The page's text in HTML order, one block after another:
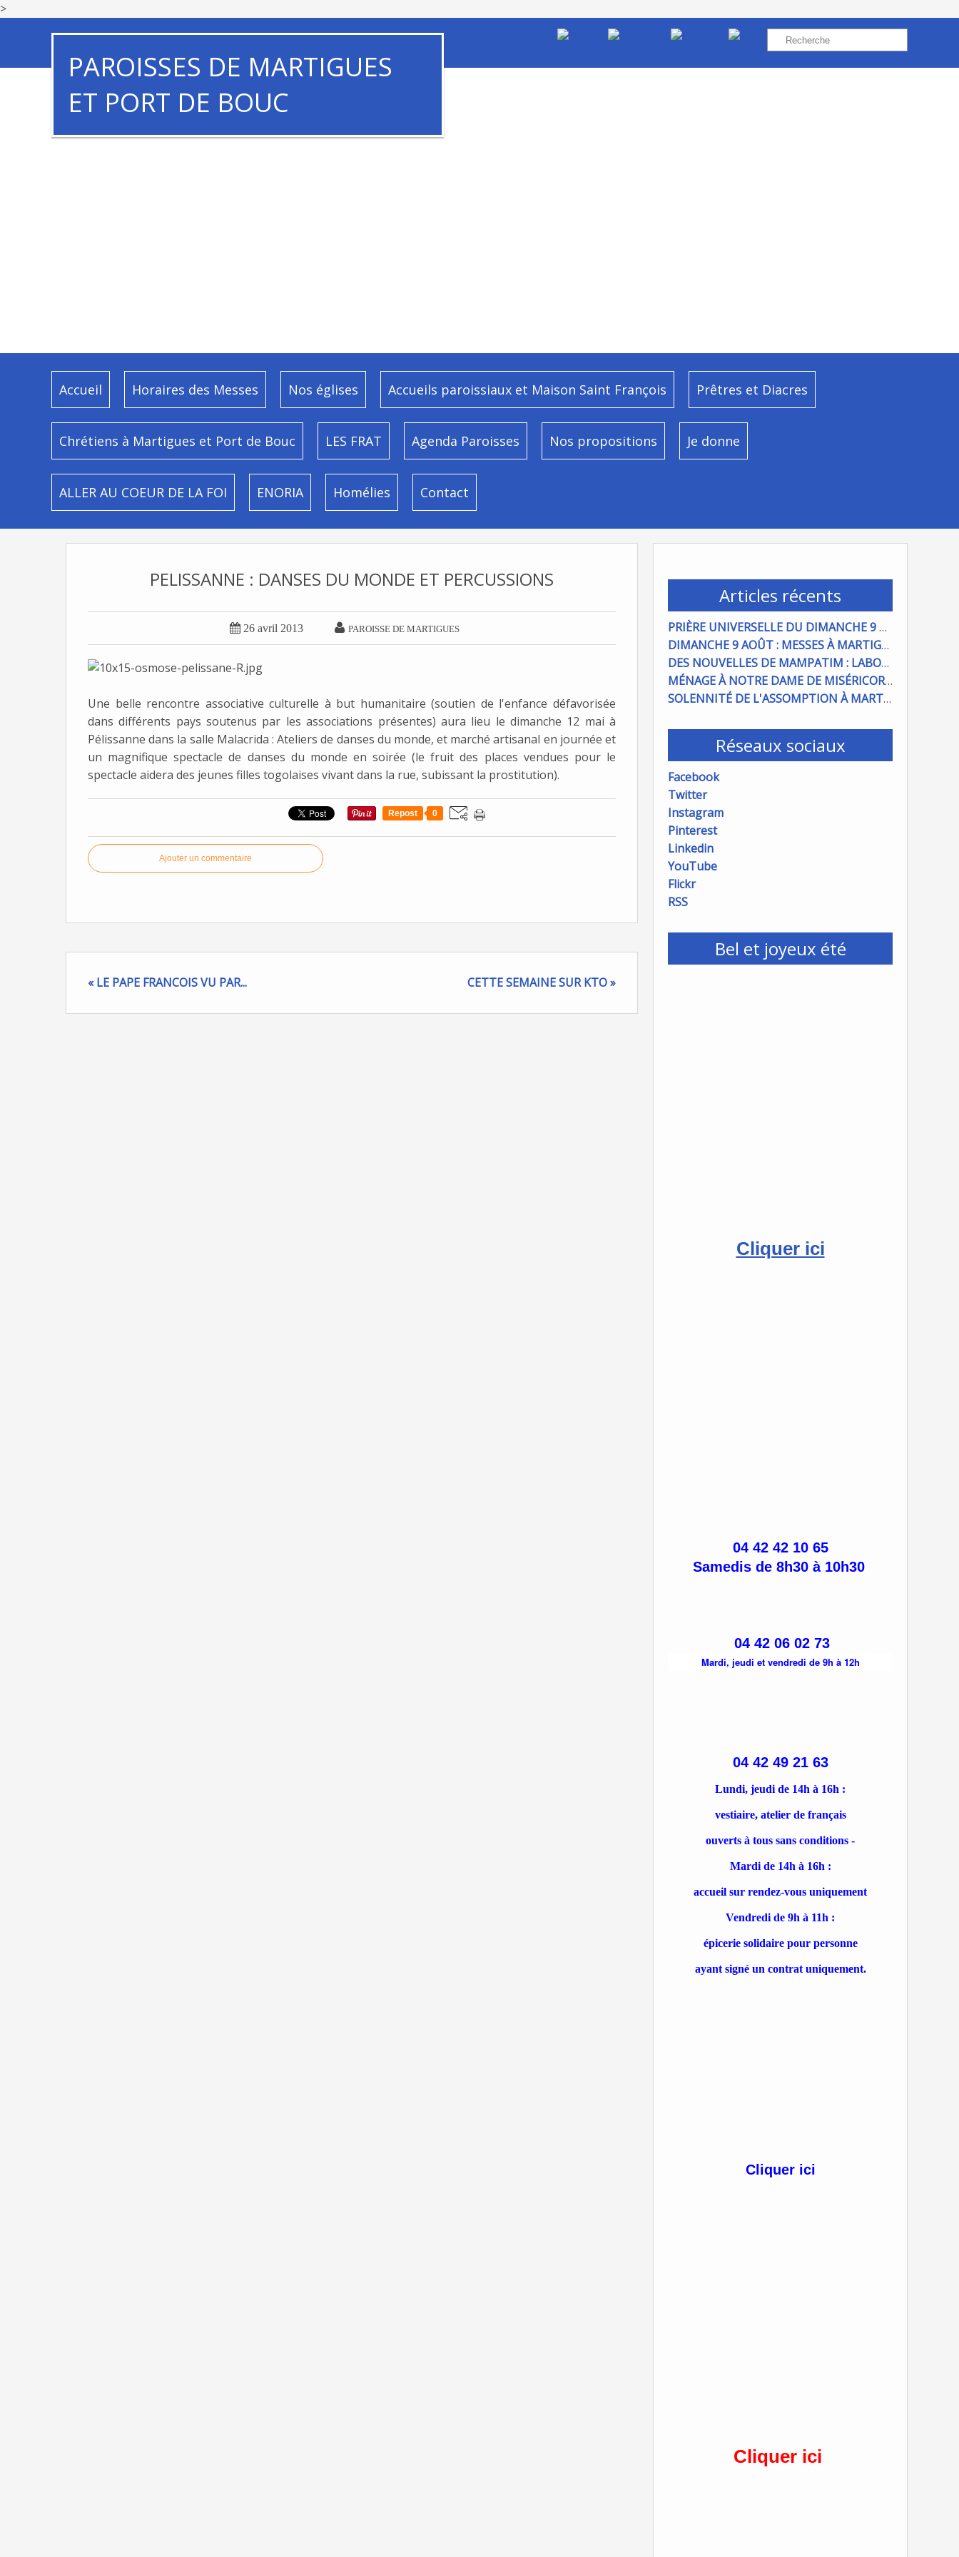
>
PAROISSES DE MARTIGUES
ET PORT DE BOUC
Accueil Horaires des Messes Nos églises Accueils paroissiaux et Maison Saint François Prêtres et Diacres
Chrétiens à Martigues et Port de Bouc LES FRAT Agenda Paroisses Nos propositions Je donne
ALLER AU COEUR DE LA FOI ENORIA Homélies Contact
Articles récents
PRIÈRE UNIVERSELLE DU DIMANCHE 9 AOÜT
DIMANCHE 9 AOÛT : MESSES À MARTIGUES ET PORT DE BOUC
DES NOUVELLES DE MAMPATIM : LABOUR DU CHAMP PAROISSIAL
MÉNAGE À NOTRE DAME DE MISÉRICORDE : ON COMPTE SUR VOUS !
SOLENNITÉ DE L'ASSOMPTION À MARTIGUES ET PORT DE BOUC
Réseaux sociaux
Facebook
Twitter
Instagram
Pinterest
Linkedin
YouTube
Flickr
RSS
Bel et joyeux été
Cliquer ici
04 42 42 10 65
Samedis de 8h30 à 10h30
04 42 06 02 73
Mardi, jeudi et vendredi de 9h à 12h
04 42 49 21 63
Lundi, jeudi de 14h à 16h :
vestiaire, atelier de français
ouverts à tous sans conditions -
Mardi de 14h à 16h :
accueil sur rendez-vous uniquement
Vendredi de 9h à 11h :
épicerie solidaire pour personne
ayant signé un contrat uniquement.
Cliquer ici
Cliquer ici
PELISSANNE : DANSES DU MONDE ET PERCUSSIONS
 26 avril 2013  PAROISSE DE MARTIGUES
Une belle rencontre associative culturelle à but humanitaire (soutien de l'enfance défavorisée
dans différents pays soutenus par les associations présentes) aura lieu le dimanche 12 mai à
Pélissanne dans la salle Malacrida : Ateliers de danses du monde, et marché artisanal en journée et
un magnifique spectacle de danses du monde en soirée (le fruit des places vendues pour le
spectacle aidera des jeunes filles togolaises vivant dans la rue, subissant la prostitution).
Repost 0
Ajouter un commentaire
« LE PAPE FRANCOIS VU PAR... CETTE SEMAINE SUR KTO »